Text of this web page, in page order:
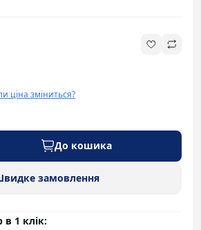
ціна зміниться?
До кошика
замовлення
1 клік: